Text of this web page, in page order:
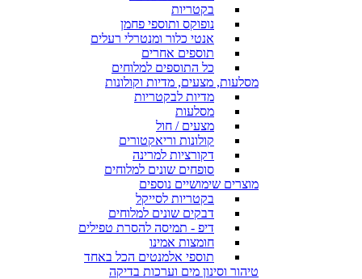
בקטריות
נופוקס ותוספי פחמן
אנטי כלור ומנטרלי רעלים
תוספים אחרים
כל התוספים למלוחים
מסלעות, מצעים, מדיות וקולונות
מדיות לבקטריות
מסלעות
מצעים / חול
קולונות וריאקטורים
דקורציות למרינה
סופחים שונים למלוחים
מוצרים שימושיים נוספים
בקטריות לסייקל
דבקים שונים למלוחים
דיפ - תמיסה להסרת טפילים
חומצות אמינו
תוספי אלמנטים הכל באחד
טיהור וסינון מים וערכות בדיקה